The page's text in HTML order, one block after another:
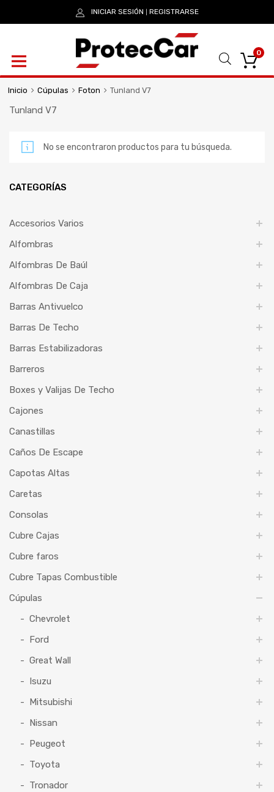
INICIAR SESIÓN REGISTRARSE
0
Inicio Cúpulas Foton Tunland V7
Tunland V7
No se encontraron productos para tu búsqueda.
CATEGORÍAS
Accesorios Varios
Alfombras
Alfombras De Baúl
Alfombras De Caja
Barras Antivuelco
Barras De Techo
Barras Estabilizadoras
Barreros
Boxes y Valijas De Techo
Cajones
Canastillas
Caños De Escape
Capotas Altas
Caretas
Consolas
Cubre Cajas
Cubre faros
Cubre Tapas Combustible
Cúpulas
Chevrolet
Ford
Great Wall
Isuzu
Mitsubishi
Nissan
Peugeot
Toyota
Tronador